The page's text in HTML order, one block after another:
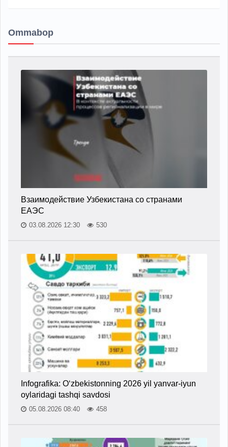
Ommabop
Взаимодействие Узбекистана со странами
ЕАЭС
03.08.2026 12:30 530
Infografika: O‘zbekistonning 2026 yil yanvar-iyun
oylaridagi tashqi savdosi
05.08.2026 08:40 458